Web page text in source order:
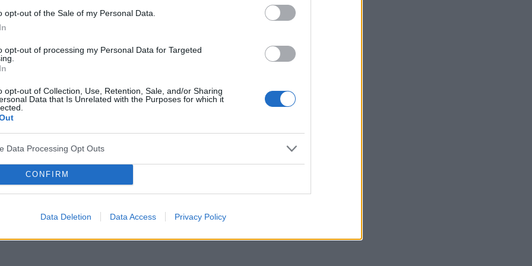
opt-out of the Sale of my Personal Data.
opt-out of processing my Personal Data for Targeted
opt-out of Collection, Use, Retention, Sale, and/or Sharing
Data that Is Unrelated with the Purposes for which it
Data Processing Opt Outs
CONFIRM
Data Deletion Data Access Privacy Policy
go zaobserwować?
których źródła nie potrafimy odnaleźć,
emocjonalne wynikające ze stresu może
z tłamszonej złości),